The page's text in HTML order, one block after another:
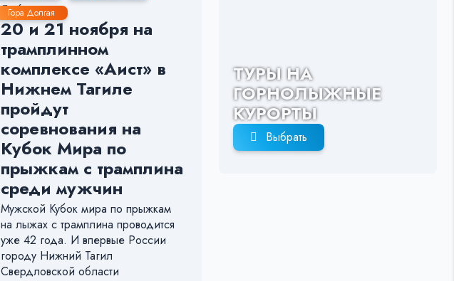
Гора Долгая
6
20 и 21 ноября на
трамплинном
комплексе «Аист» в
Нижнем Тагиле
пройдут
соревнования на
Кубок Мира по
прыжкам с трамплина
среди мужчин
Мужской Кубок мира по прыжкам
на лыжах с трамплина проводится
уже 42 года. И впервые России
городу Нижний Тагил
Свердловской области
ТУРЫ НА
ГОРНОЛЫЖНЫЕ
КУРОРТЫ
Выбрать